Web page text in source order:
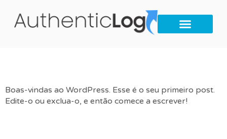
Boas-vindas ao WordPress. Esse é o seu primeiro post.
Edite-o ou exclua-o, e então comece a escrever!